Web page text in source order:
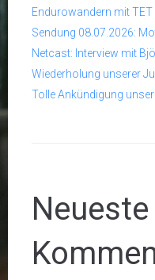
Endurowandern mit TET
Sendung 08.07.2026:
Netcast: Interview mit
Wiederholung unserer
Tolle Ankündigung
Neueste